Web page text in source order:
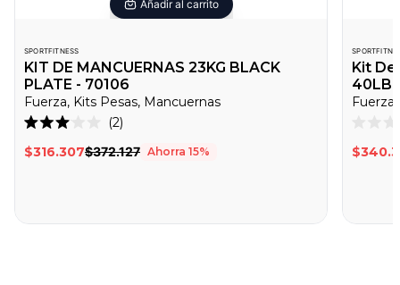
Añadir al carrito
SPORTFITNESS
KIT DE MANCUERNAS 23KG BLACK
PLATE - 70106
Fuerza, Kits Pesas, Mancuernas
Calificado
3.0
de
2
para
$316.307$372.127 Ahorra 15%
Kit De
40LB
0
de